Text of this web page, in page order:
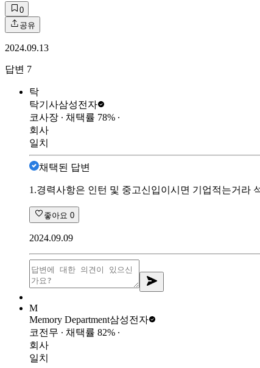
0
공유
2024.09.13
답변 7
탁
탁기사삼성전자
코사장 ∙ 채택률 78% ∙
회사
일치
채택된 답변
1.경력사항은 인턴 및 중고신입이시면 기업적는거라
좋아요 0
2024.09.09
M
Memory Department삼성전자
코전무 ∙ 채택률 82% ∙
회사
일치